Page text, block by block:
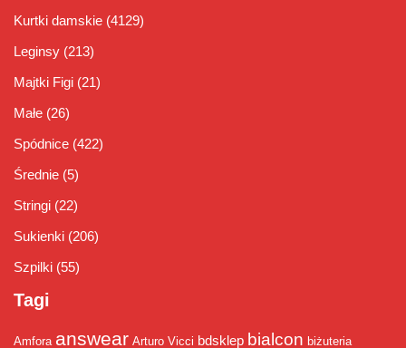
Kurtki damskie (4129)
Leginsy (213)
Majtki Figi (21)
Małe (26)
Spódnice (422)
Średnie (5)
Stringi (22)
Sukienki (206)
Szpilki (55)
Tagi
Amfora answear Arturo Vicci bdsklep bialcon biżuteria